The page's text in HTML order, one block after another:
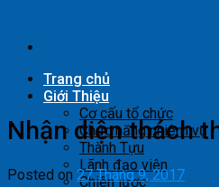
content
Trang chủ
Giới Thiệu
Cơ cấu tổ chức
Chức năng nhiệm vụ
Thành Tựu
Lãnh đạo viện
Chiến lược
Nhận diện thách
Posted on 27 Tháng 9, 2017